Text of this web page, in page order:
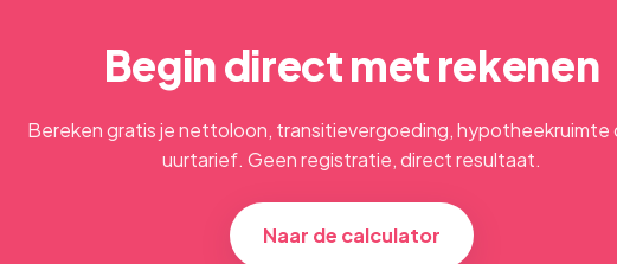
Begin direct met rekenen
Bereken gratis je nettoloon, transitievergoeding, hypotheekruimte
uurtarief. Geen registratie, direct resultaat.
Naar de calculator